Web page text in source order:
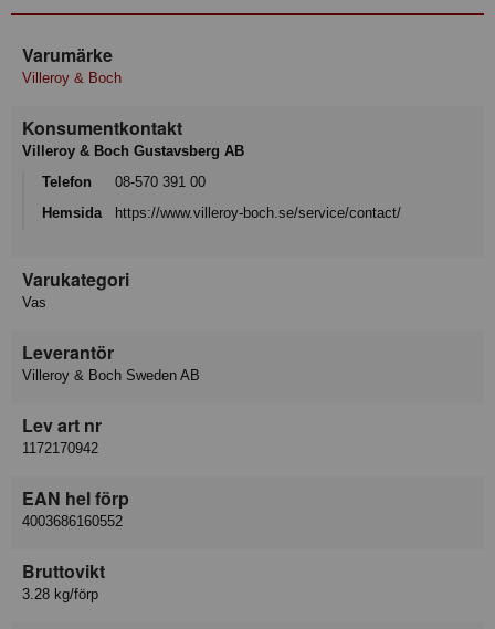
Varumärke
Villeroy & Boch
Konsumentkontakt
Villeroy & Boch Gustavsberg AB
Telefon
08-570 391 00
Hemsida
https://www.villeroy-boch.se/service/contact/
Varukategori
Vas
Leverantör
Villeroy & Boch Sweden AB
Lev art nr
1172170942
EAN hel förp
4003686160552
Bruttovikt
3.28 kg/förp